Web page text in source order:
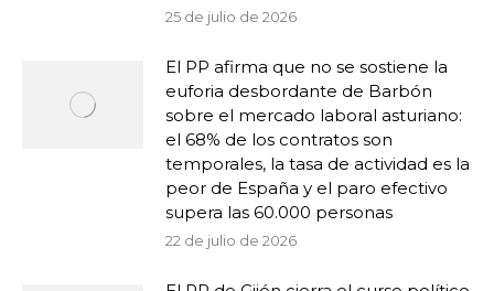
25 de julio de 2026
El PP afirma que no se sostiene la
euforia desbordante de Barbón
sobre el mercado laboral asturiano:
el 68% de los contratos son
temporales, la tasa de actividad es la
peor de España y el paro efectivo
supera las 60.000 personas
22 de julio de 2026